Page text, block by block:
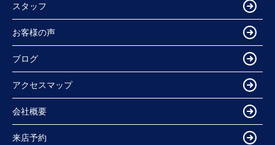
スタッフ
お客様の声
ブログ
アクセスマップ
会社概要
来店予約